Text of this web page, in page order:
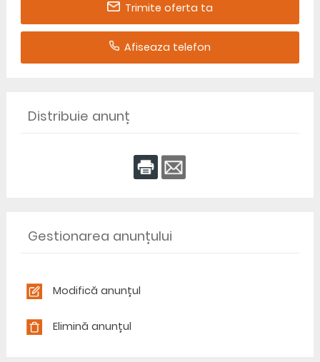
Trimite oferta ta
Afiseaza telefon
Distribuie anunț
Gestionarea anunțului
Modifică anunțul
Elimină anunțul